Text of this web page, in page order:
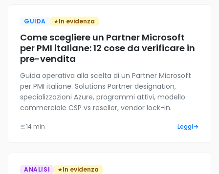
GUIDA In evidenza
Come scegliere un Partner Microsoft
per PMI italiane: 12 cose da verificare in
pre-vendita
Guida operativa alla scelta di un Partner Microsoft
per PMI italiane. Solutions Partner designation,
specializzazioni Azure, programmi attivi, modello
commerciale CSP vs reseller, vendor lock-in.
14 min Leggi
ANALISI In evidenza